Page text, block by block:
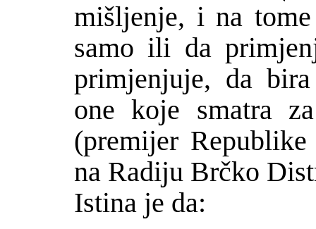
mišljenje, i na
samo ili da
primjenjuje, da
one koje smatra
(premijer
na Radiju Brčko
Istina je da: